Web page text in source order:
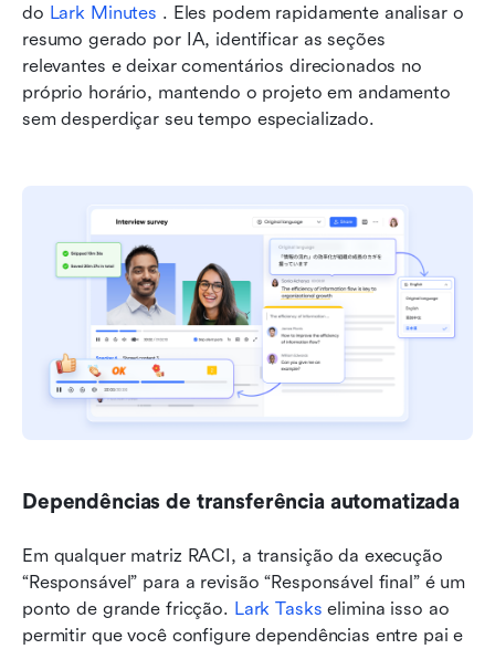
do Lark Minutes . Eles podem rapidamente analisar o
resumo gerado por IA, identificar as seções
relevantes e deixar comentários direcionados no
próprio horário, mantendo o projeto em andamento
sem desperdiçar seu tempo especializado.
Dependências de transferência automatizada
Em qualquer matriz RACI, a transição da execução
“Responsável” para a revisão “Responsável final” é um
ponto de grande fricção. Lark Tasks elimina isso ao
permitir que você configure dependências entre pai e